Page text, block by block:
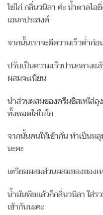
ไข่ไก่ กลิ่นวนิลา ค่ะ น้ำตาลไ
เอนกประสงค์
จากนั้นเราจะตีความเร็วต่ำก่อ
ปรับเป็นความเร็วปานกลาง
ผสมจะเนียน
นำส่วนผสมของครีมชีสเทใส่
ทั้งหมดใส่ในโถ
จากนั้นคนให้เข้ากัน ทำเป็นห
นะคะ
เตรียมผสมส่วนผสมของของ
น้ำมันพืชแล้วก็กลิ่นวนิลา ใส่ร
เข้ากันนะคะ